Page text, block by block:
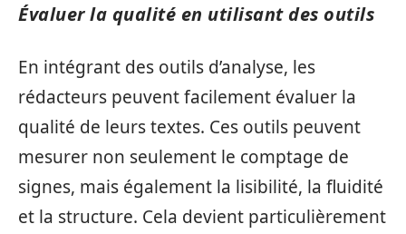
Évaluer la qualité en utilisant des outils
En intégrant des outils d’analyse, les
rédacteurs peuvent facilement évaluer la
qualité de leurs textes. Ces outils peuvent
mesurer non seulement le comptage de
signes, mais également la lisibilité, la fluidité
et la structure. Cela devient particulièrement